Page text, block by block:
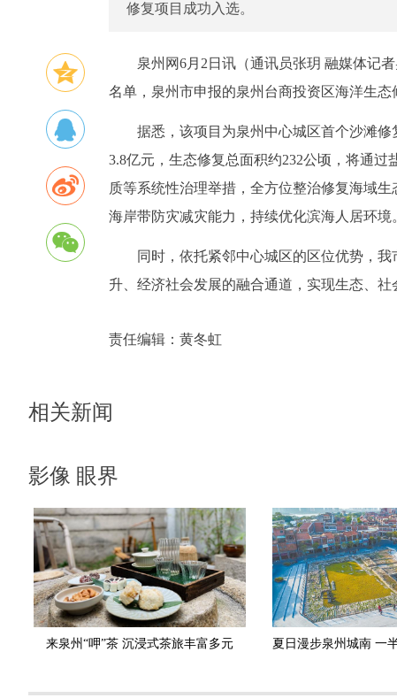
修复项目成功入选。
泉州网6月2日讯（通讯员张玥 融媒体记
名单，泉州市申报的泉州台商投资区海洋生态
据悉，该项目为泉州中心城区首个沙滩
3.8亿元，生态修复总面积约232公顷，将通
质等系统性治理举措，全方位整治修复海域
海岸带防灾减灾能力，持续优化滨海人居环境
同时，依托紧邻中心城区的区位优势，
升、经济社会发展的融合通道，实现生态、社
责任编辑： 黄冬虹
相关新闻
影像 眼界
来泉州“呷”茶 沉浸式茶旅丰富多元